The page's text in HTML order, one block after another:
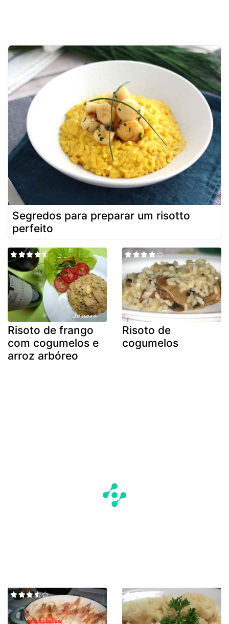
Segredos para preparar um risotto
perfeito
Risoto de frango
com cogumelos e
arroz arbóreo
Risoto de
cogumelos